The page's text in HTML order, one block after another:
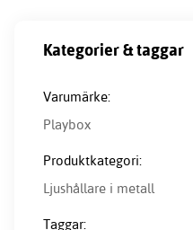
Kategorier & taggar
Varumärke:
Playbox
Produktkategori:
Ljushållare i metall
Taggar: